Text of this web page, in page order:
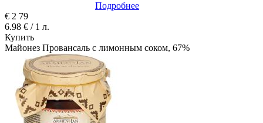
Подробнее
€ 2 79
6.98 € / 1 л.
Купить
Майонез Провансаль с лимонным соком, 67%